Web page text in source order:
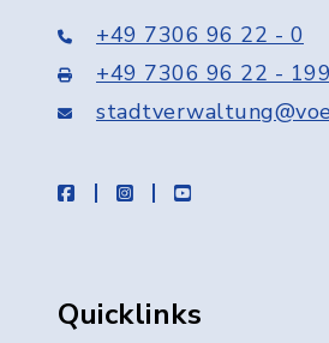
+49 7306 96 22 - 0
+49 7306 96 22 - 199
facebookinstagramyoutube
Quicklinks